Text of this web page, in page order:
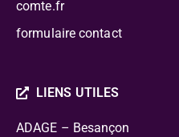
comte.fr
formulaire contact
LIENS UTILES
ADAGE – Besançon